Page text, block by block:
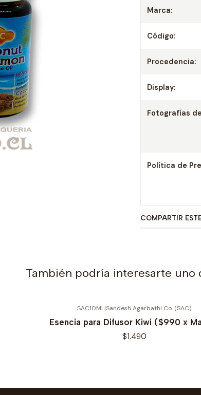
Marca:
Código:
Procedencia:
Display:
Fotografías
Política de
COMPARTIR
También podría interesarte uno
SAC10ML|Sandesh Agarbathi Co. (SAC)
Esencia para Difusor Kiwi ($990 x
$1.490